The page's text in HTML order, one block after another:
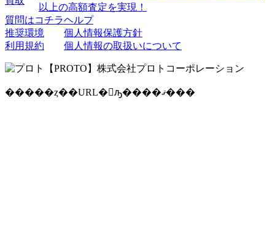
以上の高額査定を実現！
質問はコチラヘルプ
推奨環境
個人情報保護方針
利用規約
個人情報の取扱いについて
�����ȥ��URL�򥳥ԡ����ޤ���